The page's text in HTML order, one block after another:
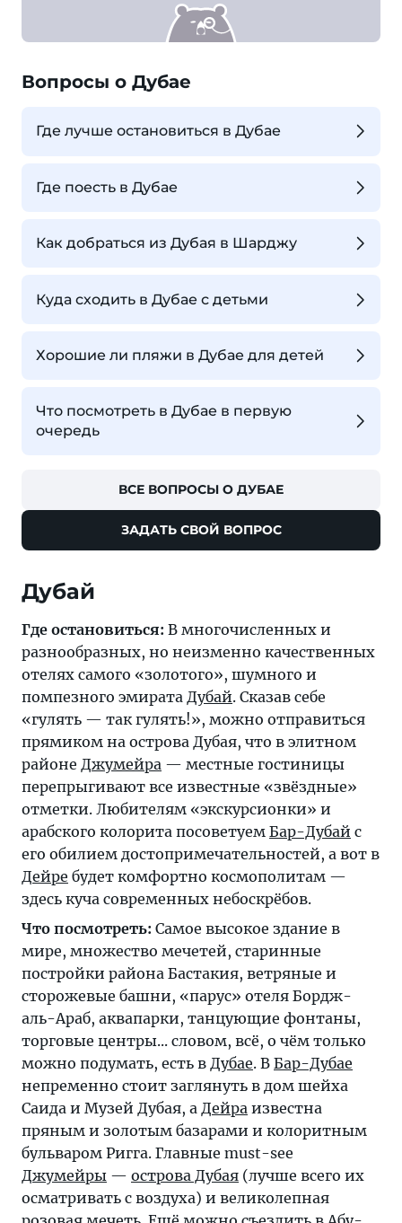
Вопросы о Дубае
Где лучше остановиться в Дубае
Где поесть в Дубае
Как добраться из Дубая в Шарджу
Куда сходить в Дубае с детьми
Хорошие ли пляжи в Дубае для детей
Что посмотреть в Дубае в первую
очередь
ВСЕ ВОПРОСЫ О ДУБАЕ
ЗАДАТЬ СВОЙ ВОПРОС
Дубай
Где остановиться: В многочисленных и
разнообразных, но неизменно качественных
отелях самого «золотого», шумного и
помпезного эмирата Дубай. Сказав себе
«гулять — так гулять!», можно отправиться
прямиком на острова Дубая, что в элитном
районе Джумейра — местные гостиницы
перепрыгивают все известные «звёздные»
отметки. Любителям «экскурсионки» и
арабского колорита посоветуем Бар-Дубай с
его обилием достопримечательностей, а вот в
Дейре будет комфортно космополитам —
здесь куча современных небоскрёбов.
Что посмотреть: Самое высокое здание в
мире, множество мечетей, старинные
постройки района Бастакия, ветряные и
сторожевые башни, «парус» отеля Бордж-
аль-Араб, аквапарки, танцующие фонтаны,
торговые центры... словом, всё, о чём только
можно подумать, есть в Дубае. В Бар-Дубае
непременно стоит заглянуть в дом шейха
Саида и Музей Дубая, а Дейра известна
пряным и золотым базарами и колоритным
бульваром Ригга. Главные must-see
Джумейры — острова Дубая (лучше всего их
осматривать с воздуха) и великолепная